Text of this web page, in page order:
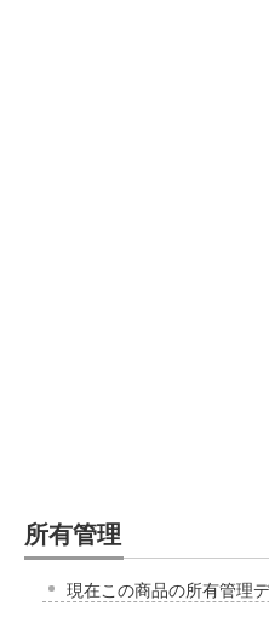
所有管理
現在この商品の所有管理